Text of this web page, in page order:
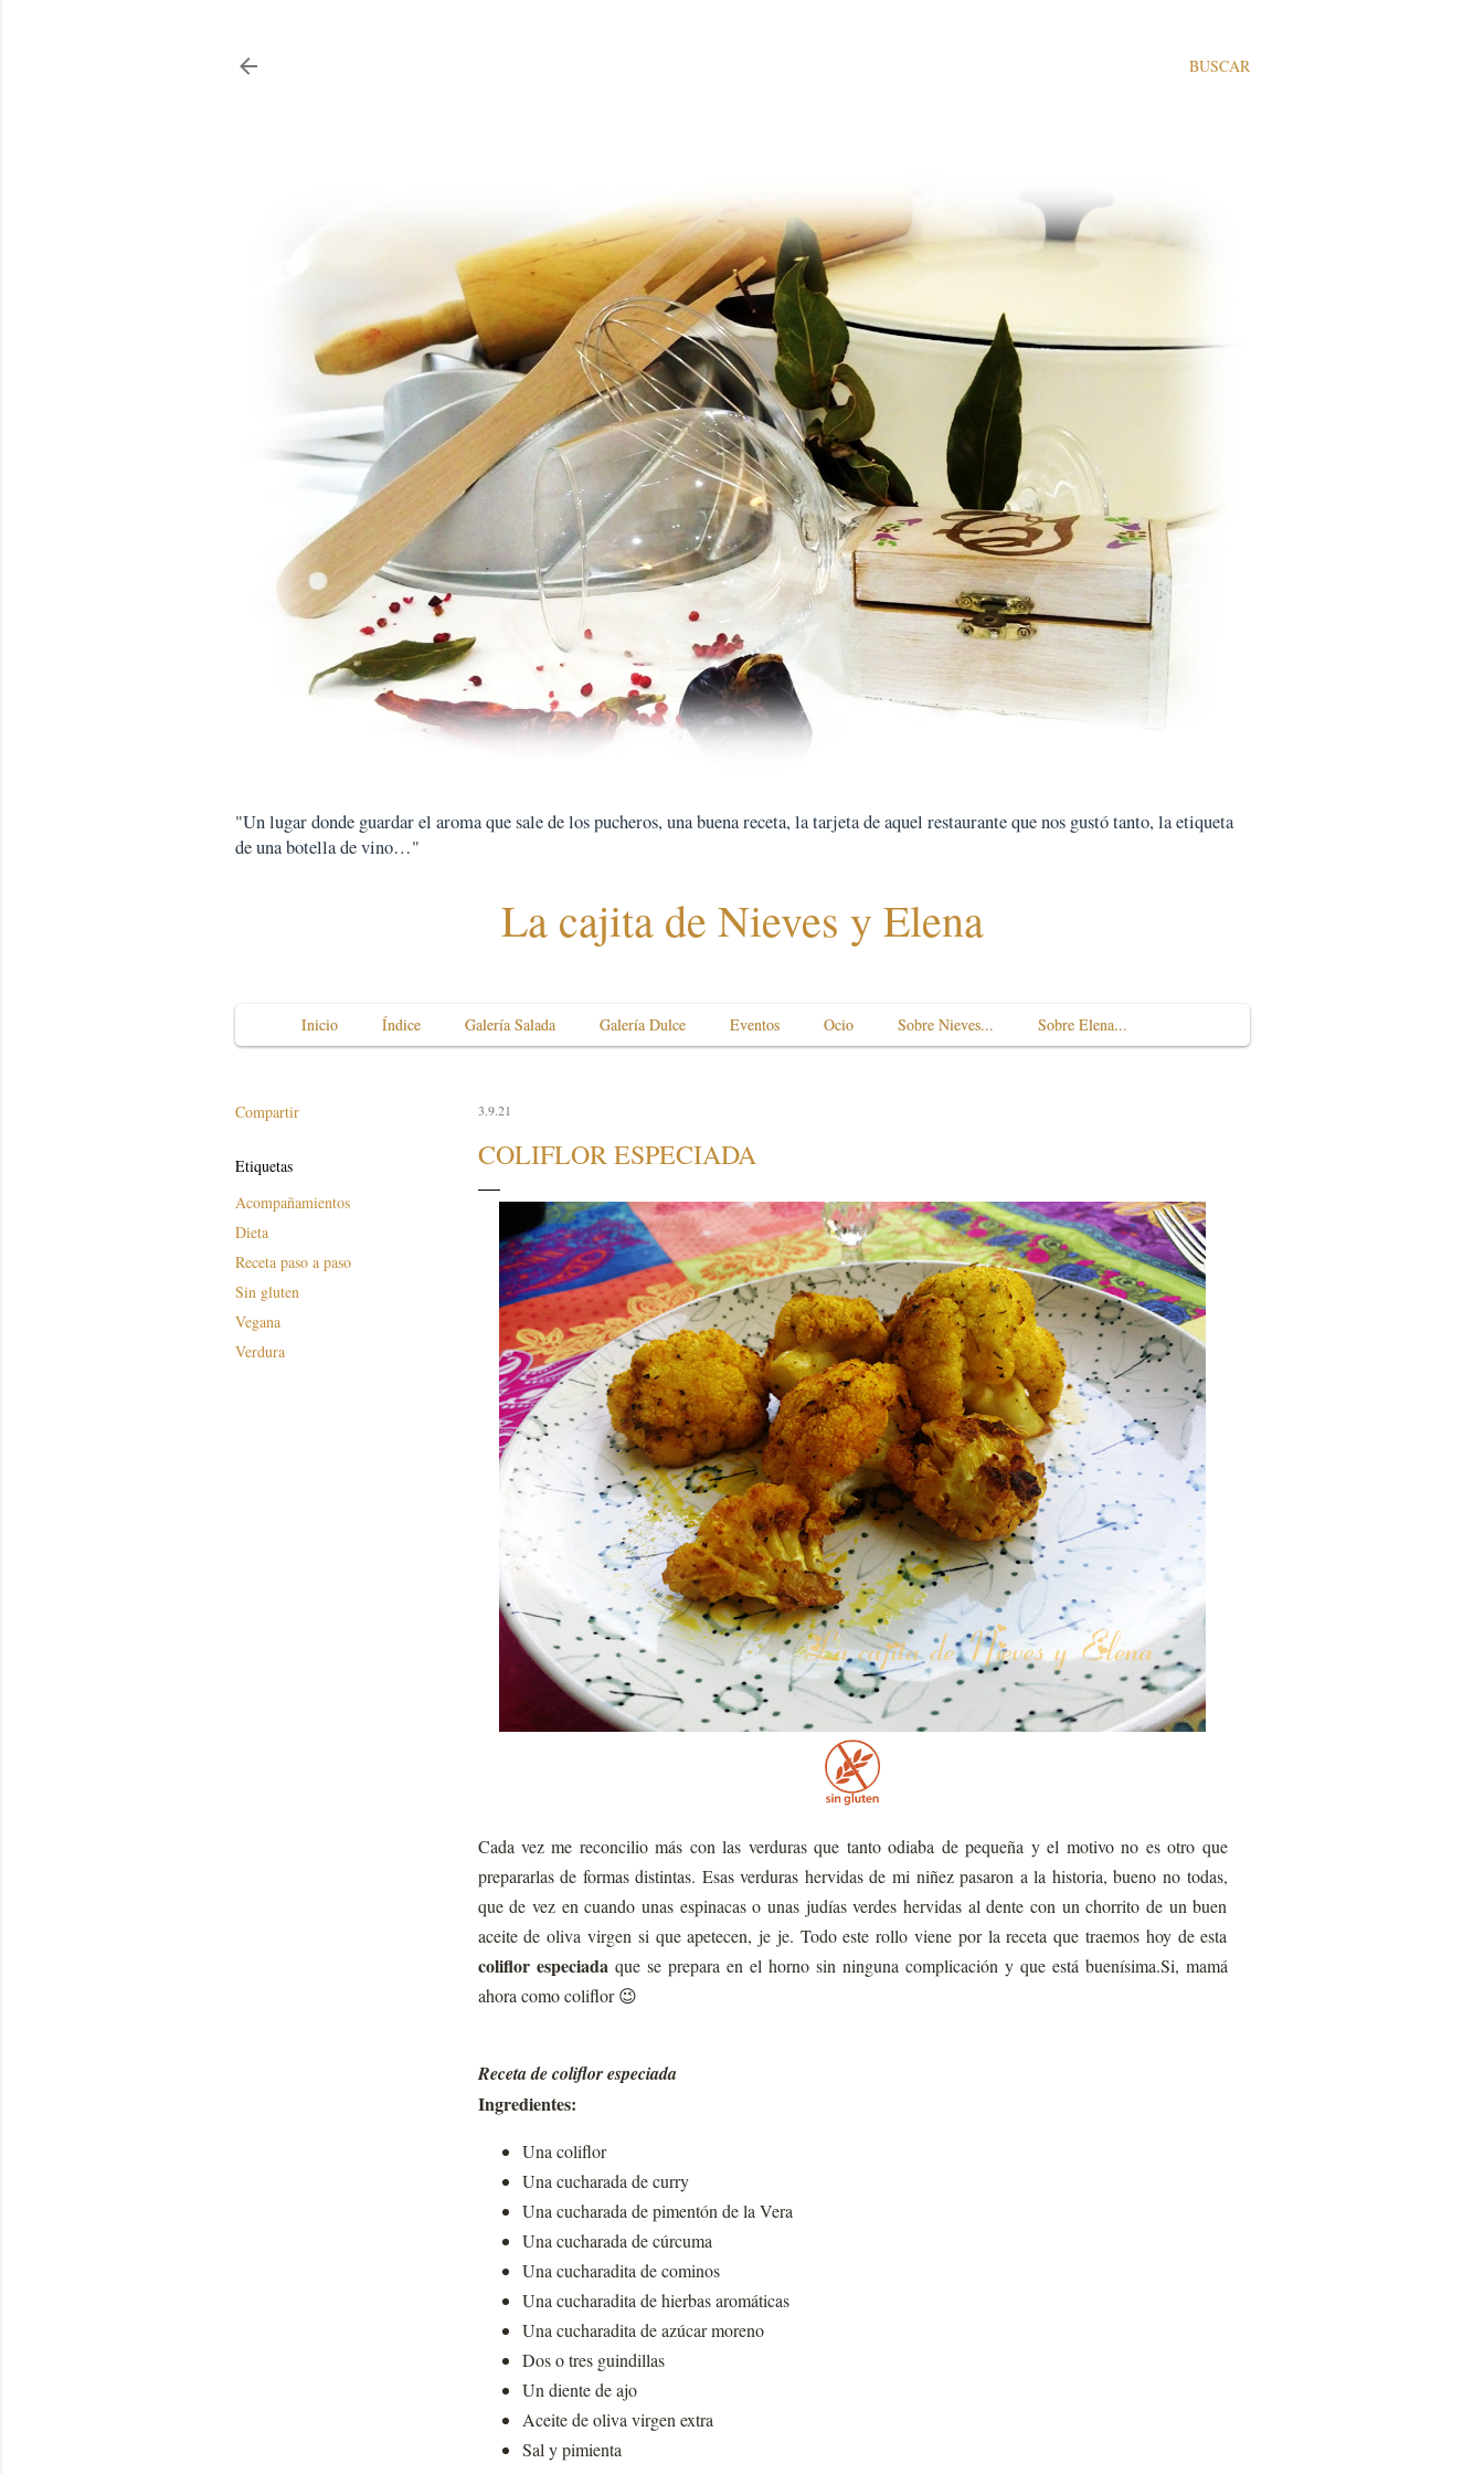
BUSCAR
"Un lugar donde guardar el aroma que sale de los pucheros, una buena receta, la tarjeta de aquel restaurante que nos gustó tanto, la etiqueta
de una botella de vino…"
La cajita de Nieves y Elena
Inicio Índice Galería Salada Galería Dulce Eventos Ocio Sobre Nieves... Sobre Elena...
Compartir
Etiquetas
Acompañamientos
Dieta
Receta paso a paso
Sin gluten
Vegana
Verdura
3.9.21
COLIFLOR ESPECIADA
Cada vez me reconcilio más con las verduras que tanto odiaba de pequeña y el motivo no es otro que
prepararlas de formas distintas. Esas verduras hervidas de mi niñez pasaron a la historia, bueno no todas,
que de vez en cuando unas espinacas o unas judías verdes hervidas al dente con un chorrito de un buen
aceite de oliva virgen si que apetecen, je je. Todo este rollo viene por la receta que traemos hoy de esta
coliflor especiada que se prepara en el horno sin ninguna complicación y que está buenísima.Si, mamá
ahora como coliflor 😉
Receta de coliflor especiada
Ingredientes:
Una coliflor
Una cucharada de curry
Una cucharada de pimentón de la Vera
Una cucharada de cúrcuma
Una cucharadita de cominos
Una cucharadita de hierbas aromáticas
Una cucharadita de azúcar moreno
Dos o tres guindillas
Un diente de ajo
Aceite de oliva virgen extra
Sal y pimienta